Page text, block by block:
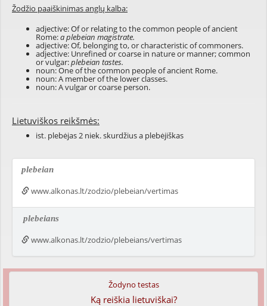
Žodžio paaiškinimas anglų kalba:
adjective: Of or relating to the common people of ancient
Rome:a plebeian magistrate.
adjective: Of, belonging to, or characteristic of commoners.
adjective: Unrefined or coarse in nature or manner; common
or vulgar:plebeian tastes.
noun: One of the common people of ancient Rome.
noun: A member of the lower classes.
noun: A vulgar or coarse person.
Lietuviškos reikšmės:
ist. plebėjas 2 niek. skurdžius a plebėjiškas
plebeian
www.alkonas.lt/zodzio/plebeian/vertimas
plebeians
www.alkonas.lt/zodzio/plebeians/vertimas
Žodyno testas
Ką reiškia lietuviškai?